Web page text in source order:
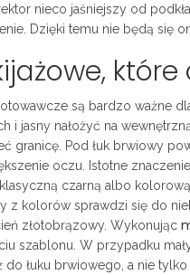
nieco jaśniejszy od
Dzięki temu nie będą się
są bardzo ważne
i jasny nałożyć na
granicę. Pod łuk brwiowy
oczu. Istotne
czarną albo
z kolorów sprawdzi się do
złotobrązowy. Wykonując
szablonu. W przypadku
do łuku brwiowego, a nie